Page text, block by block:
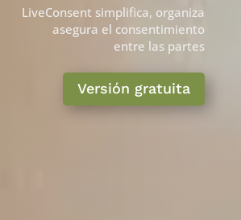
LiveConsent simplifica, organiza
asegura el consentimiento
entre las partes
Versión gratuita